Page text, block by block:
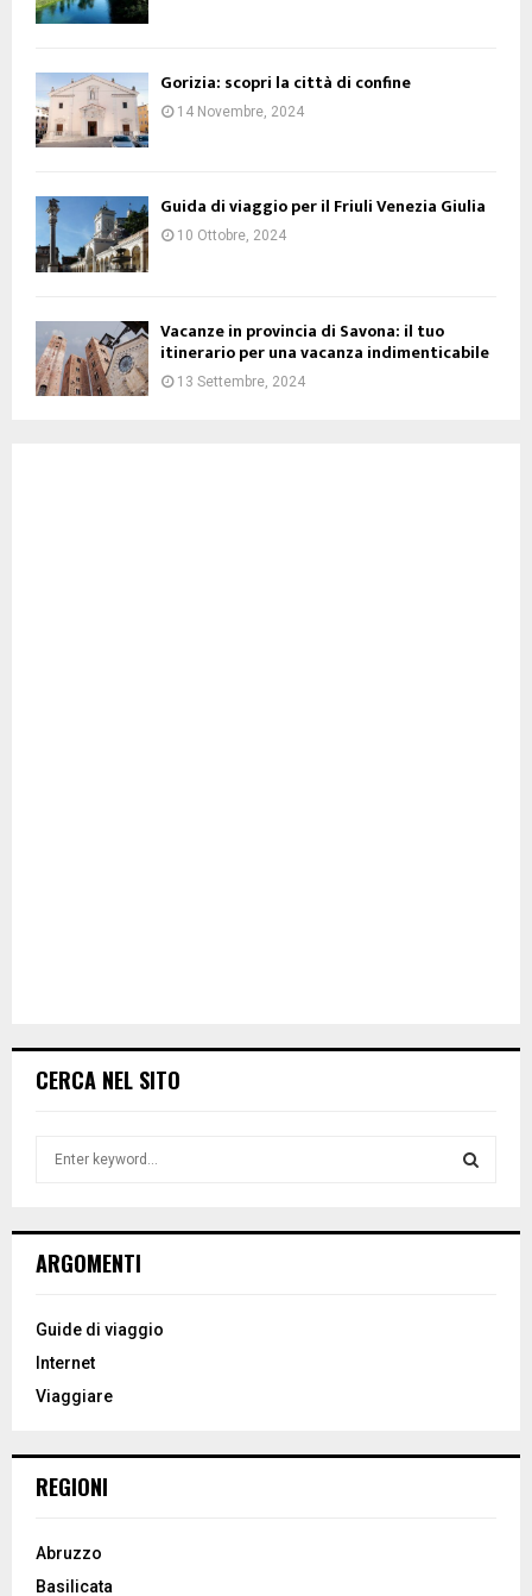
Gorizia: scopri la città di confine
14 Novembre, 2024
Guida di viaggio per il Friuli Venezia Giulia
10 Ottobre, 2024
Vacanze in provincia di Savona: il tuo
itinerario per una vacanza indimenticabile
13 Settembre, 2024
CERCA NEL SITO
h
o
:
ARGOMENTI
Guide di viaggio
Internet
Viaggiare
REGIONI
Abruzzo
Basilicata